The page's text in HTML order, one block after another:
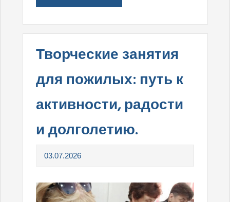
Творческие занятия
для пожилых: путь к
активности, радости
и долголетию.
03.07.2026